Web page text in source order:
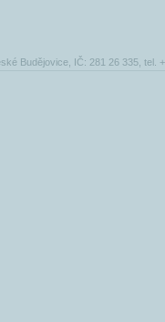
Budějovice, IČ: 281 26 335, tel.